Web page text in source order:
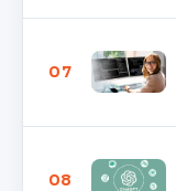
07
08